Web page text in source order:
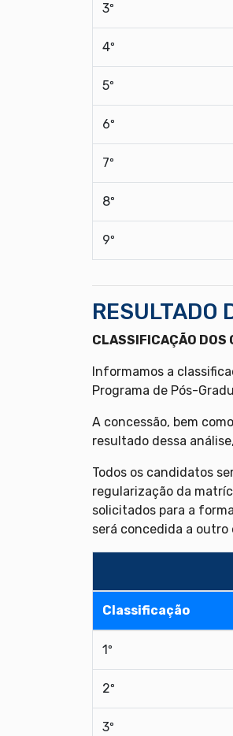
3º
4º
5º
6º
7º
8º
9º
RESULTADO
CLASSIFICAÇÃO
Informamos a
Programa de Pós-
A concessão, bem
resultado dessa
Todos os candidatos
regularização da
solicitados para a
será concedida a
Classificação
1º
2º
3º